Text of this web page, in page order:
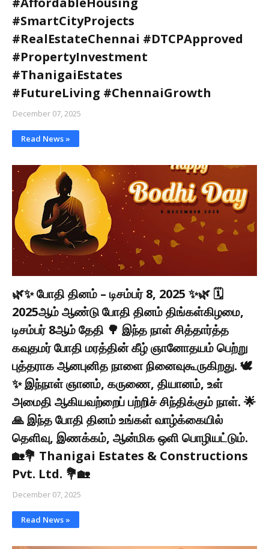
#SmartCityProjects
#RealEstateChennai #DTCPApproved
#PropertyInvestment
#ThanigaiEstates
#FutureLiving #ChennaiGrowth
December 07, 2025
Read News »
🌿✨ போதி தினம் – டிசம்பர் 8, 2025 ✨🌿 🗓️
2025ஆம் ஆண்டு போதி தினம் திங்கள்கிழமை,
டிசம்பர் 8ஆம் தேதி 🌳 இந்த நாள் சித்தார்த்த
கவுதமர் போதி மரத்தின் கீழ் ஞானோதயம் பெற்று
புத்தராக ஆனபுனித நாளை நினைவுகூருகிறது. 🕊️
✨ இந்நாள் ஞானம், கருணை, தியானம், உள்
அமைதி ஆகியவற்றைப் பற்றிச் சிந்திக்கும் நாள். 🌟
🙏 இந்த போதி தினம் உங்கள் வாழ்க்கையில்
தெளிவு, இணக்கம், ஆன்மிக ஒளி பொழியட்டும்.
🏡💐 Thanigai Estates & Constructions
Pvt. Ltd. 💐🏡
December 07, 2025
Read News »